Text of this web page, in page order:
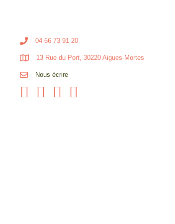
04 66 73 91 20
13 Rue du Port, 30220 Aigues-Mortes
Nous écrire